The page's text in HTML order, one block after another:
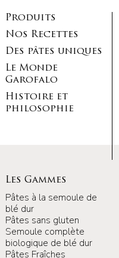
Produits
Nos Recettes
Des pâtes uniques
Le Monde
Garofalo
Histoire et
philosophie
Les Gammes
Pâtes à la semoule de
blé dur
Pâtes sans gluten
Semoule complète
biologique de blé dur
Pâtes Fraîches